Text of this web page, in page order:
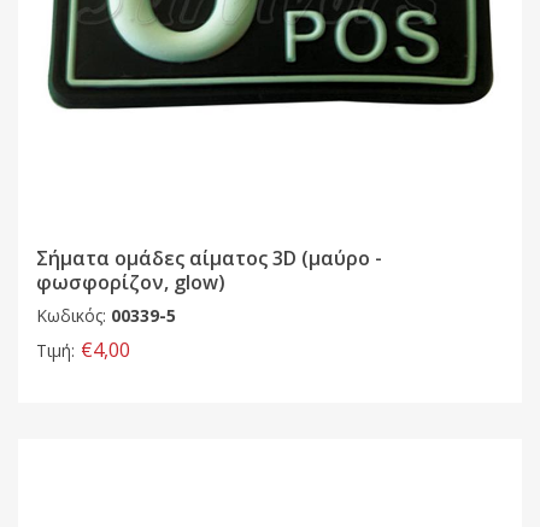
Σήματα ομάδες αίματος 3D (μαύρο -
φωσφορίζον, glow)
Κωδικός: 00339-5
Τιμή: €4,00